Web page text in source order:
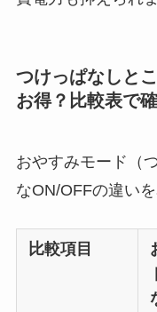
つけっぱなしと
お得？比較表で
おやすみモード（
なON/OFFの違い
比較項目